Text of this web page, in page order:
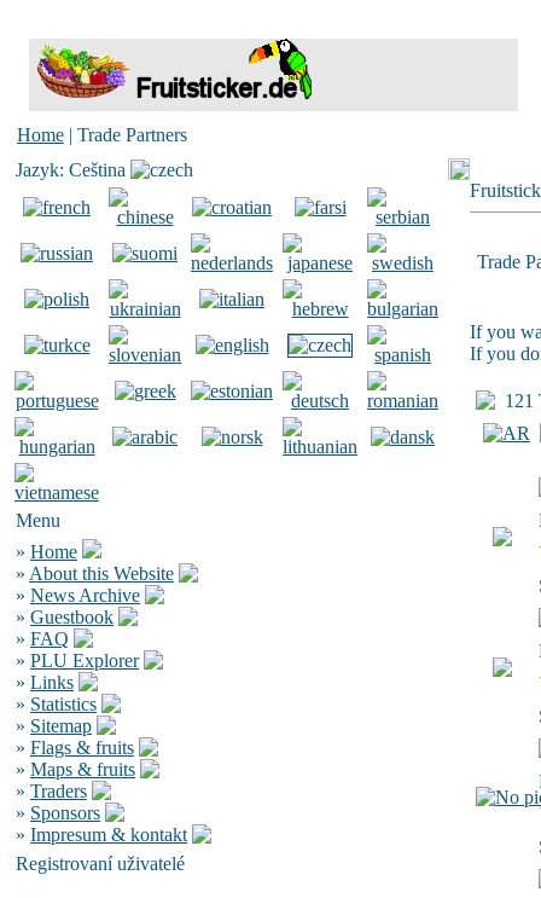
Home | Trade Partners
Jazyk: Ceština
Menu
» Home
» About this Website
» News Archive
» Guestbook
» FAQ
» PLU Explorer
» Links
» Statistics
» Sitemap
» Flags & fruits
» Maps & fruits
» Traders
» Sponsors
» Impresum & kontakt
Registrovaní uživatelé
Trade
If you
If you
121